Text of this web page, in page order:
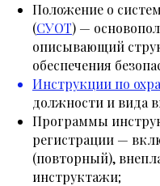
Положение о
(СУОТ) —
описывающий
обеспечения
Инструкции по
должности и вида
Программы
регистрации —
(повторный),
инструктажи;